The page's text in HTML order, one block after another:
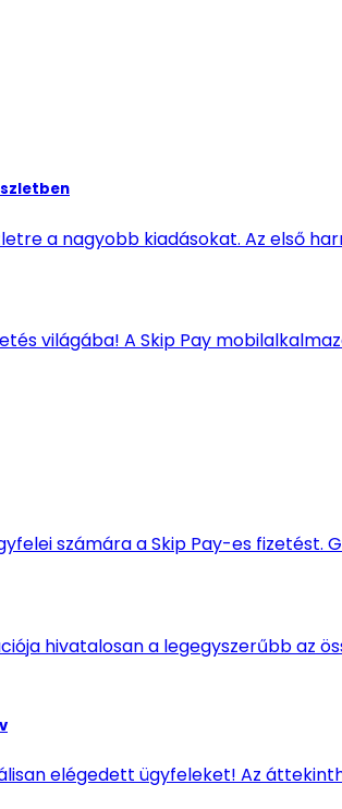
a nagyobb kiadásokat. Az első
világába! A Skip Pay
számára a Skip Pay-es
hivatalosan a legegyszerűbb az
elégedett ügyfeleket! Az